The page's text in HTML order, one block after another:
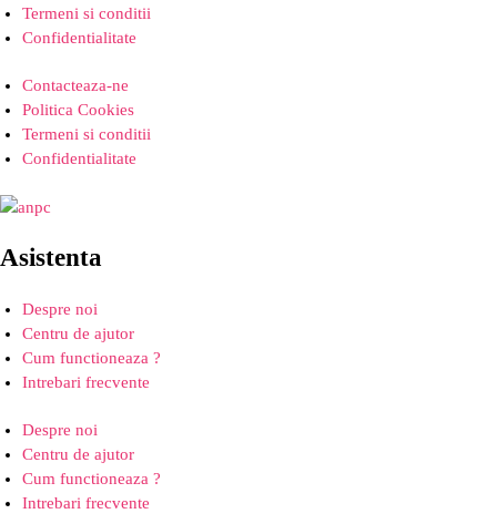
Termeni si conditii
Confidentialitate
Contacteaza-ne
Politica Cookies
Termeni si conditii
Confidentialitate
Asistenta
Despre noi
Centru de ajutor
Cum functioneaza ?
Intrebari frecvente
Despre noi
Centru de ajutor
Cum functioneaza ?
Intrebari frecvente